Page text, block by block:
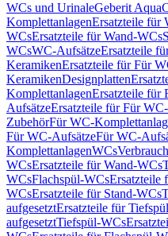
WCs und UrinaleGeberit
KomplettanlagenErsatzteile für
WCsErsatzteile für Wand-WCs
WCsWC-AufsätzeErsatzteile
KeramikenErsatzteile für Für
KeramikenDesignplatten
KomplettanlagenErsatzteile für
AufsätzeErsatzteile für Für
ZubehörFür WC-
Für WC-AufsätzeFür WC-
KomplettanlagenWCs
WCsErsatzteile für Wand-WCs
WCsFlachspül-WCsErsatzteile
WCsErsatzteile für Stand-WCs
aufgesetztErsatzteile für
aufgesetztTiefspül-WCs